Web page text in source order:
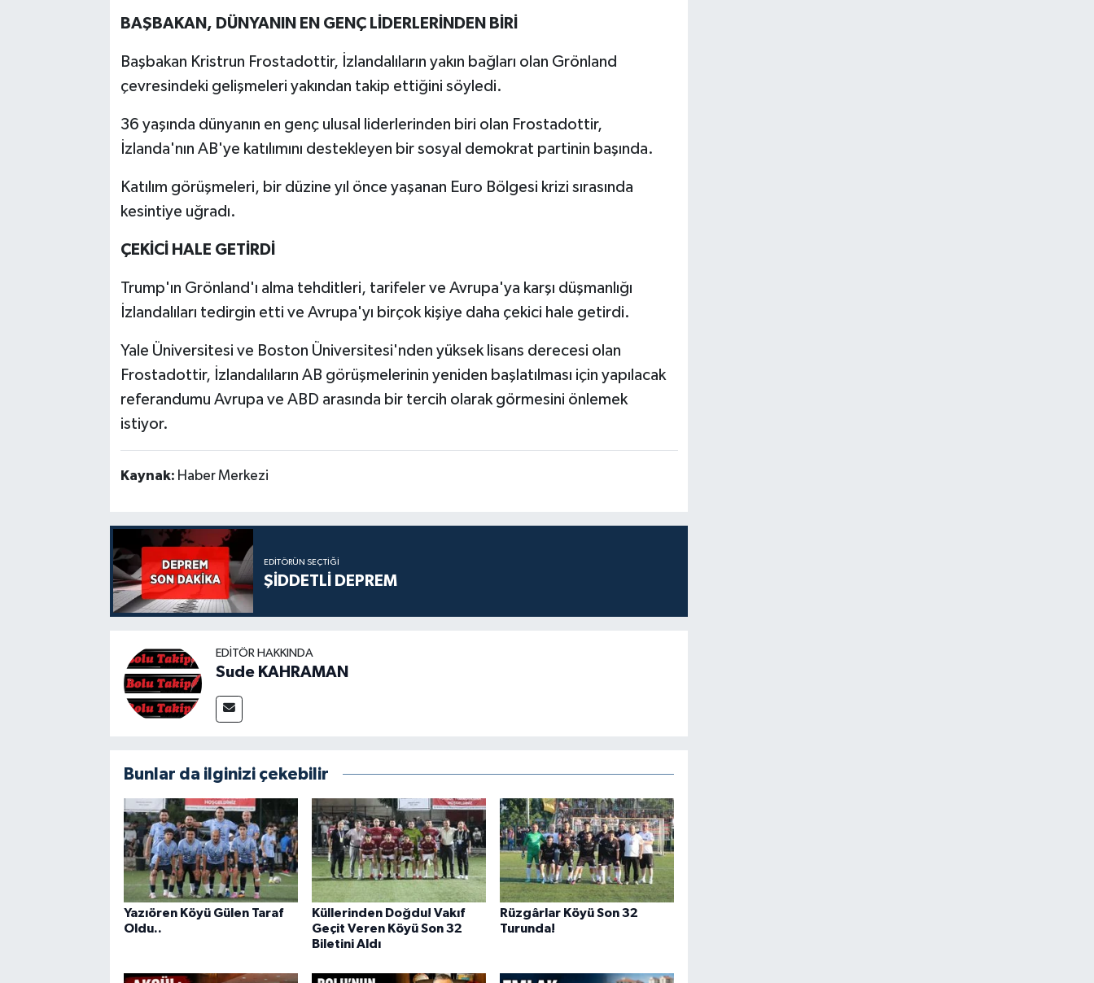
BAŞBAKAN, DÜNYANIN EN GENÇ LİDERLERİNDEN BİRİ
Başbakan Kristrun Frostadottir, İzlandalıların yakın bağları olan Grönland
çevresindeki gelişmeleri yakından takip ettiğini söyledi.
36 yaşında dünyanın en genç ulusal liderlerinden biri olan Frostadottir,
İzlanda'nın AB'ye katılımını destekleyen bir sosyal demokrat partinin başında.
Katılım görüşmeleri, bir düzine yıl önce yaşanan Euro Bölgesi krizi sırasında
kesintiye uğradı.
ÇEKİCİ HALE GETİRDİ
Trump'ın Grönland'ı alma tehditleri, tarifeler ve Avrupa'ya karşı düşmanlığı
İzlandalıları tedirgin etti ve Avrupa'yı birçok kişiye daha çekici hale getirdi.
Yale Üniversitesi ve Boston Üniversitesi'nden yüksek lisans derecesi olan
Frostadottir, İzlandalıların AB görüşmelerinin yeniden başlatılması için yapılacak
referandumu Avrupa ve ABD arasında bir tercih olarak görmesini önlemek
istiyor.
Kaynak: Haber Merkezi
EDITÖRÜN SEÇTIĞI
ŞİDDETLİ DEPREM
EDITÖR HAKKINDA
Sude KAHRAMAN
Bunlar da ilginizi çekebilir
Yazıören Köyü Gülen Taraf
Oldu..
Küllerinden Doğdu! Vakıf
Geçit Veren Köyü Son 32
Biletini Aldı
Rüzgârlar Köyü Son 32
Turunda!